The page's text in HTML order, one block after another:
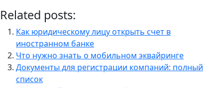
Related posts:
Как юридическому лицу открыть счет в
иностранном банке
Что нужно знать о мобильном эквайринге
Документы для регистрации компаний: полный
список